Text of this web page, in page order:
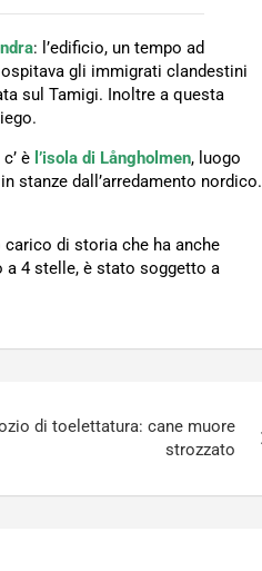
: l’edificio, un tempo ad
gli immigrati clandestini
sul Tamigi. Inoltre a questa
è l’isola di Långholmen, luogo
stanze dall’arredamento nordico.
carico di storia che ha anche
4 stelle, è stato soggetto a
di toelettatura: cane muore
strozzato